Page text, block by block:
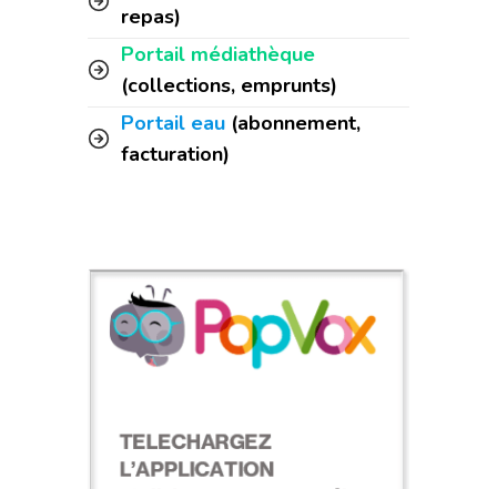
repas)
Portail médiathèque
(collections, emprunts)
Portail eau (abonnement,
facturation)